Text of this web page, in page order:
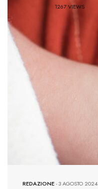
1267 VIEWS
REDAZIONE-3 AGOSTO 2024